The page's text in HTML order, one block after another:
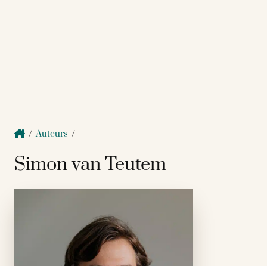
/Auteurs /
Simon van Teutem